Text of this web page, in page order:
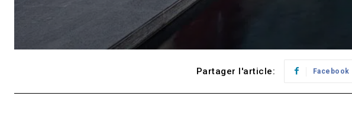
Partager l'article: Facebook